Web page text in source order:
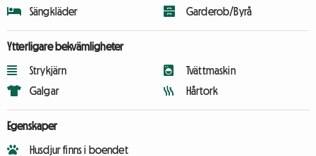
Sängkläder Garderob/Byrå
Ytterligare bekvämligheter
Strykjärn
Galgar
Tvättmaskin
Hårtork
Egenskaper
Husdjur finns i boendet